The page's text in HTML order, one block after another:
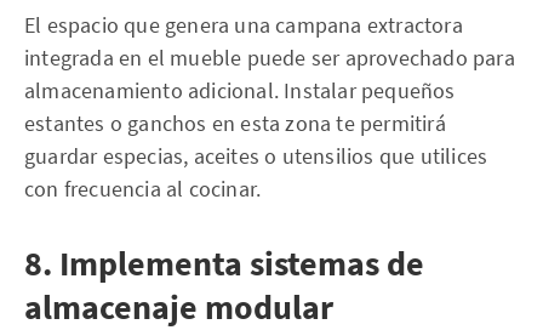
El espacio que genera una campana extractora
integrada en el mueble puede ser aprovechado para
almacenamiento adicional. Instalar pequeños
estantes o ganchos en esta zona te permitirá
guardar especias, aceites o utensilios que utilices
con frecuencia al cocinar.
8. Implementa sistemas de
almacenaje modular